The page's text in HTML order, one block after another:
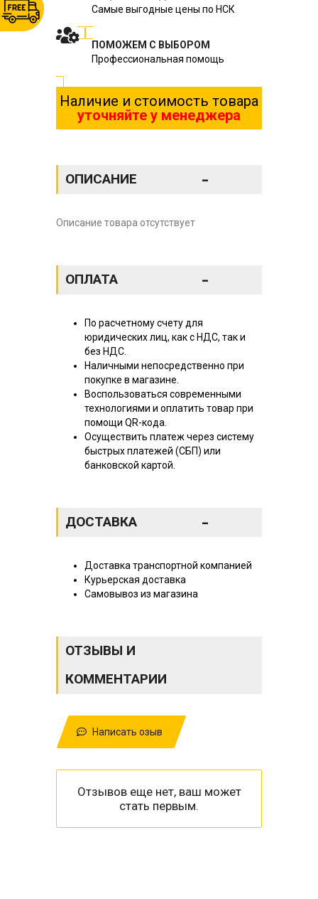
Самые выгодные цены по НСК
ПОМОЖЕМ С ВЫБОРОМ
Профессиональная помощь
Наличие и стоимость товара
уточняйте у менеджера
ОПИСАНИЕ -
Описание товара отсутствует
ОПЛАТА -
По расчетному счету для
юридических лиц, как с НДС, так и
без НДС.
Наличными непосредственно при
покупке в магазине.
Воспользоваться современными
технологиями и оплатить товар при
помощи QR-кода.
Осуществить платеж через систему
быстрых платежей (СБП) или
банковской картой.
ДОСТАВКА -
Доставка транспортной компанией
Курьерская доставка
Самовывоз из магазина
ОТЗЫВЫ И
КОММЕНТАРИИ
Написать озыв
Отзывов еще нет, ваш может
стать первым.